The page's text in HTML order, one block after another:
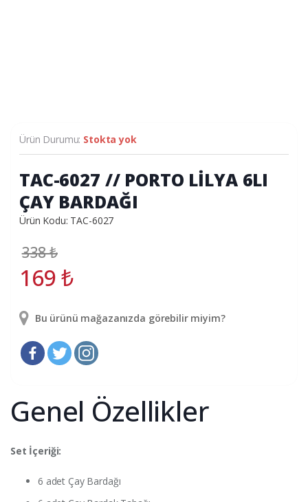
Ürün Durumu: Stokta yok
TAC-6027 // PORTO LİLYA 6LI
ÇAY BARDAĞI
Ürün Kodu: TAC-6027
338₺
169₺
Bu ürünü mağazanızda görebilir miyim?
Genel Özellikler
Set İçeriği:
6 adet Çay Bardağı